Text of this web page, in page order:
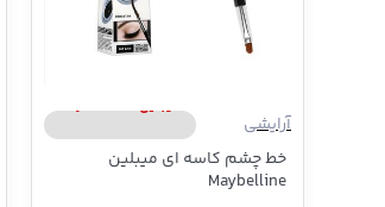
آرایشی
میبلین | Maybelline
خط چشم کاسه ای میبلین
Maybelline